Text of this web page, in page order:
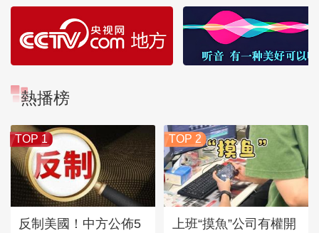
熱播榜
TOP 1
反制美國！中方公佈5
TOP 2
上班“摸魚”公司有權開